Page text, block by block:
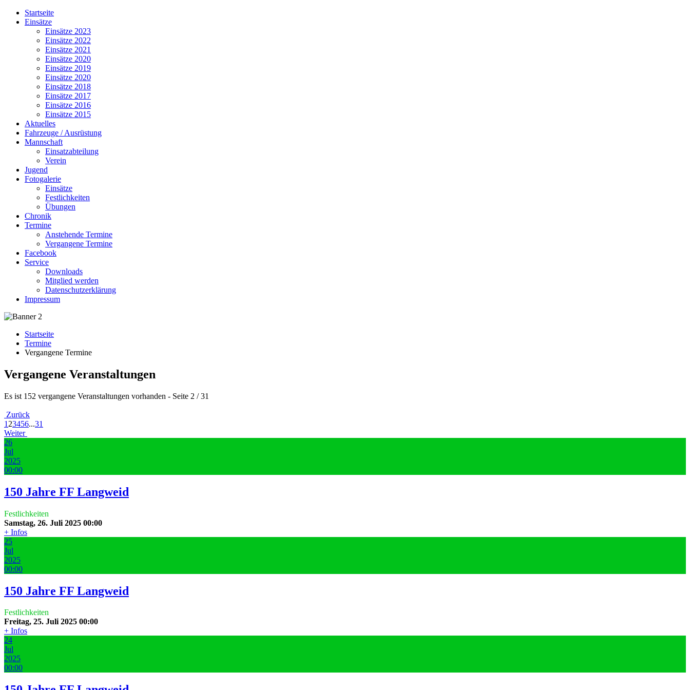
Startseite
Einsätze
Einsätze 2023
Einsätze 2022
Einsätze 2021
Einsätze 2020
Einsätze 2019
Einsätze 2020
Einsätze 2018
Einsätze 2017
Einsätze 2016
Einsätze 2015
Aktuelles
Fahrzeuge / Ausrüstung
Mannschaft
Einsatzabteilung
Verein
Jugend
Fotogalerie
Einsätze
Festlichkeiten
Übungen
Chronik
Termine
Anstehende Termine
Vergangene Termine
Facebook
Service
Downloads
Mitglied werden
Datenschutzerklärung
Impressum
Startseite
Termine
Vergangene Termine
Vergangene Veranstaltungen
Es ist 152 vergangene Veranstaltungen vorhanden - Seite 2 / 31
Zurück
1 23456...31
Weiter
26
Jul
2025
00:00
150 Jahre FF Langweid
Festlichkeiten
Samstag, 26. Juli 2025 00:00
+ Infos
25
Jul
2025
00:00
150 Jahre FF Langweid
Festlichkeiten
Freitag, 25. Juli 2025 00:00
+ Infos
24
Jul
2025
00:00